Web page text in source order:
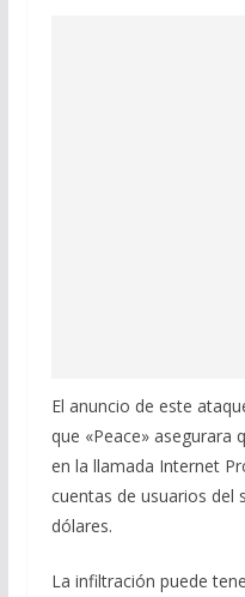
El anuncio de este
que «Peace» asegurara
en la llamada Internet
cuentas de usuarios del
dólares.
La infiltración puede